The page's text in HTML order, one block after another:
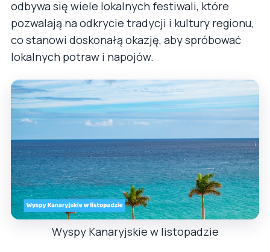
odbywa się wiele lokalnych festiwali, które
pozwalają na odkrycie tradycji i kultury regionu,
co stanowi doskonałą okazję, aby spróbować
lokalnych potraw i napojów.
Wyspy Kanaryjskie w listopadzie